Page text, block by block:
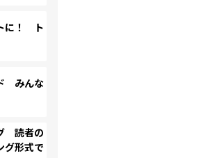
に！ ト
みんな
読者の
グ形式で